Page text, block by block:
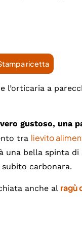
ricetta
l’orticaria a
gustoso, una
tra lievito
una bella spinta
carbonara.
anche al ragù